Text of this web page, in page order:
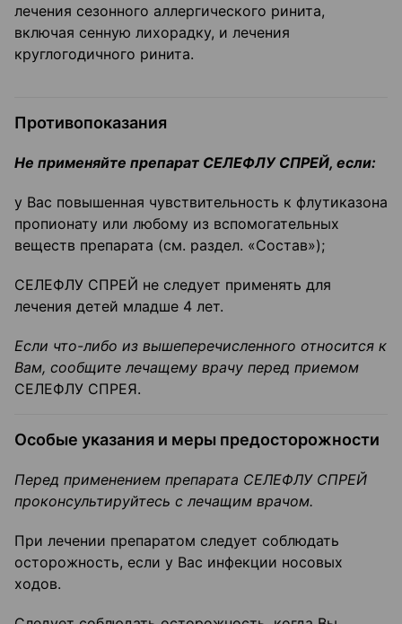
лечения сезонного аллергического ринита,
включая сенную лихорадку, и лечения
круглогодичного ринита.
Противопоказания
Не применяйте препарат СЕЛЕФЛУ СПРЕЙ, если:
у Вас повышенная чувствительность к флутиказона
пропионату или любому из вспомогательных
веществ препарата (см. раздел. «Состав»);
СЕЛЕФЛУ СПРЕЙ не следует применять для
лечения детей младше 4 лет.
Если что-либо из вышеперечисленного относится к
Вам, сообщите лечащему врачу перед приемом
СЕЛЕФЛУ СПРЕЯ.
Особые указания и меры предосторожности
Перед применением препарата СЕЛЕФЛУ СПРЕЙ
проконсультируйтесь с лечащим врачом.
При лечении препаратом следует соблюдать
осторожность, если у Вас инфекции носовых
ходов.